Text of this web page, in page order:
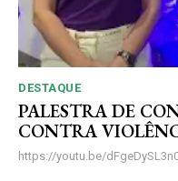
DESTAQUE
PALESTRA DE
CONTRA
https://youtu.be/